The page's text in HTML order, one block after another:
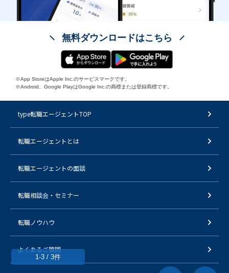
1-3 / 3件
無料ダウンロードはこちら
※App StoreはApple Inc.のサービスマークです。
※Android、Google PlayはGoogle Inc.の商標または登録商標です。
type転職エージェントTOP
転職エージェントとは
転職エージェントの面談
転職相談会・セミナー
転職ノウハウ
よくあるご質問